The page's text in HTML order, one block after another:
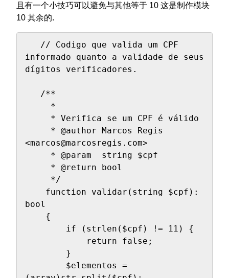
且有一个小技巧可以避免与其他等于 10 这是制作模块
10 其余的.
informado quanto a validade de seus
dígitos verificadores.
<marcos@marcosregis.com>
bool